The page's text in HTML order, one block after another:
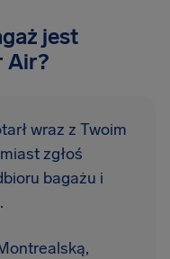
jest
Air?
wraz z Twoim
zgłoś
bagażu i